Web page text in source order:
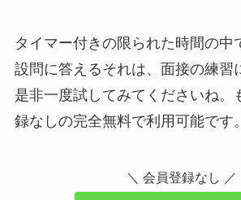
タイマー付きの限られた時間の中
設問に答えるそれは、面接の練習
是非一度試してみてくださいね。
録なしの完全無料で利用可能です。
＼ 会員登録なし ／